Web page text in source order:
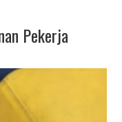
Pekerja